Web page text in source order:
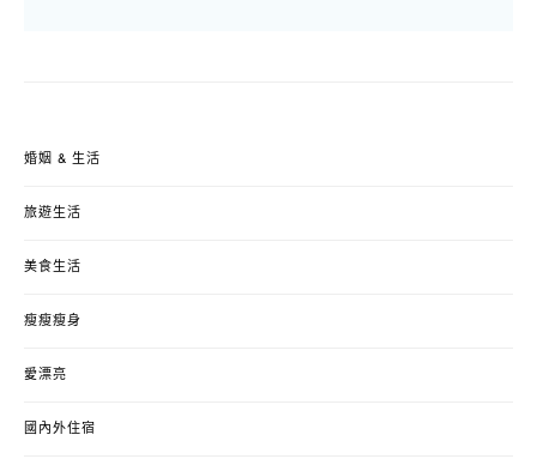
婚姻 & 生活
旅遊生活
美食生活
瘦瘦瘦身
愛漂亮
國內外住宿